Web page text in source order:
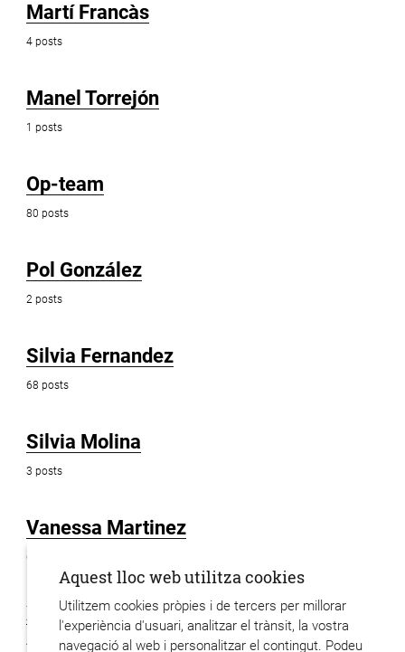
Martí Francàs
4 posts
Manel Torrejón
1 posts
Op-team
80 posts
Pol González
2 posts
Silvia Fernandez
68 posts
Silvia Molina
3 posts
Vanessa Martinez
6 posts
Xavier Hervas
48 posts
Aquest lloc web utilitza cookies
Utilitzem cookies pròpies i de tercers per millorar
l'experiència d'usuari, analitzar el trànsit, la vostra
navegació al web i personalitzar el contingut. Podeu